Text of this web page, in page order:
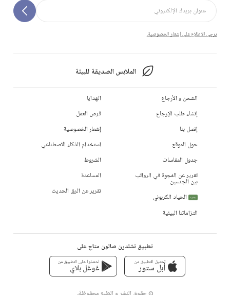
يرجى الاطلاع على إشعار الخصوصية.
الملابس الصديقة للبيئة
الشحن و الأرجاع
إنشاء طلب الإرجاع
إتصل بنا
حول الموقع
جدول المقاسات
تقرير عن الفجوة في الرواتب
بين الجنسين
جديد
الحياد الكربوني
التزاماتنا البيئية
الهدايا
فرص العمل
إشعار الخصوصية
استخدام الذكاء الاصطناعي
الشروط
المساعدة
تقرير عن الرق الحديث
تطبيق تشلدرن صالون متاح على
تحميل التطبيق من
أبل ستور
احصلوا على التطبيق من
غوغل بلاي